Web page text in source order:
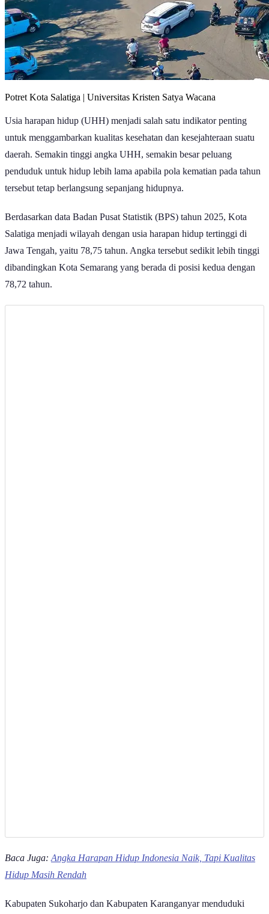
Potret Kota Salatiga | Universitas Kristen Satya Wacana
Usia harapan hidup (UHH) menjadi salah satu indikator penting
untuk menggambarkan kualitas kesehatan dan kesejahteraan suatu
daerah. Semakin tinggi angka UHH, semakin besar peluang
penduduk untuk hidup lebih lama apabila pola kematian pada tahun
tersebut tetap berlangsung sepanjang hidupnya.
Berdasarkan data Badan Pusat Statistik (BPS) tahun 2025, Kota
Salatiga menjadi wilayah dengan usia harapan hidup tertinggi di
Jawa Tengah, yaitu 78,75 tahun. Angka tersebut sedikit lebih tinggi
dibandingkan Kota Semarang yang berada di posisi kedua dengan
78,72 tahun.
Baca Juga: Angka Harapan Hidup Indonesia Naik, Tapi Kualitas
Hidup Masih Rendah
Kabupaten Sukoharjo dan Kabupaten Karanganyar menduduki